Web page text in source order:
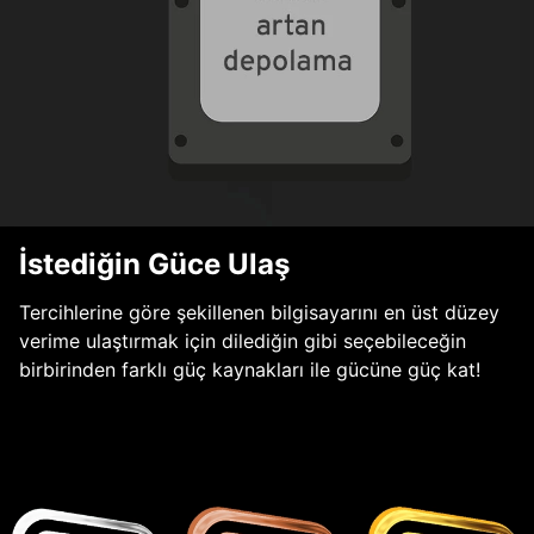
İstediğin Güce Ulaş
Tercihlerine göre şekillenen bilgisayarını en üst düzey
verime ulaştırmak için dilediğin gibi seçebileceğin
birbirinden farklı güç kaynakları ile gücüne güç kat!